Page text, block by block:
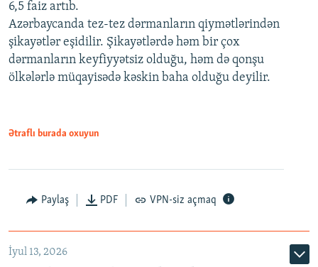
6,5 faiz artıb.
Azərbaycanda tez-tez dərmanların qiymətlərindən
şikayətlər eşidilir. Şikayətlərdə həm bir çox
dərmanların keyfiyyətsiz olduğu, həm də qonşu
ölkələrlə müqayisədə kəskin baha olduğu deyilir.
Ətraflı burada oxuyun
Paylaş PDF VPN-siz açmaq
İyul 13, 2026